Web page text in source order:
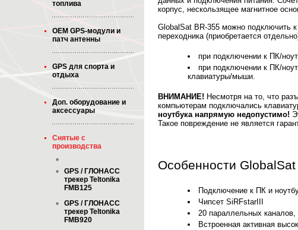
топлива
OEM GPS-модули и
патч антенны
GPS для спорта и
отдыха
Доп. оборудование и
аксессуары
Снятые с
производства
GPS / ГЛОНАСС
трекер Teltonika
FMB125
GPS / ГЛОНАСС
трекер Teltonika
FMB920
корпус, нескользящее магнитное
GlobalSat BR-355 можно подключить
переходника (приобретается
при подключении к ПК/
при подключении к ПК/
клавиатуры/мыши.
ВНИМАНИЕ! Несмотря на то, что
компьютерам подключались
ноутбука напрямую недопустимо!
Такое повреждение не является
Особенности
Подключение к ПК и
Чипсет SiRFstarIII
20 параллельных каналов,
Встроенная активная